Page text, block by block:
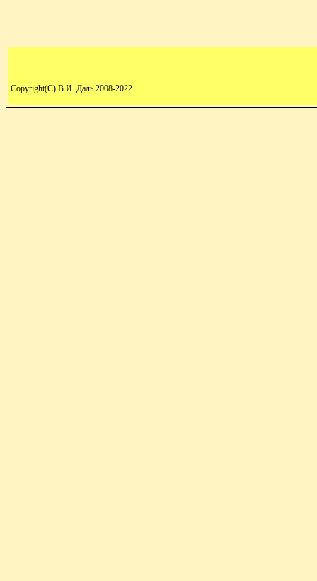
Copyright(C) В.И. Даль 2008-2022